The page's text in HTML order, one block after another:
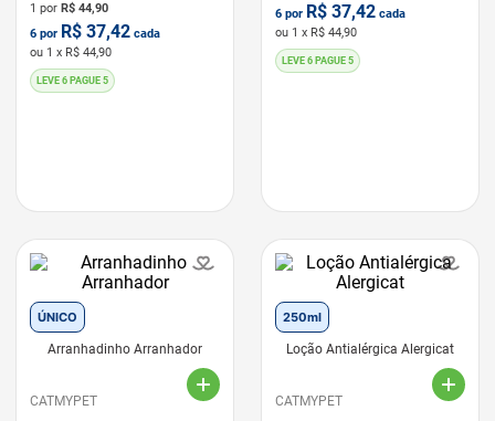
1 por R$ 44,90
6 por R$ 37,42 cada
ou 1 x R$ 44,90
LEVE 6 PAGUE 5
6 por R$ 37,42 cada
ou 1 x R$ 44,90
LEVE 6 PAGUE 5
ÚNICO
Arranhadinho Arranhador
CATMYPET
250ml
Loção Antialérgica Alergicat
CATMYPET